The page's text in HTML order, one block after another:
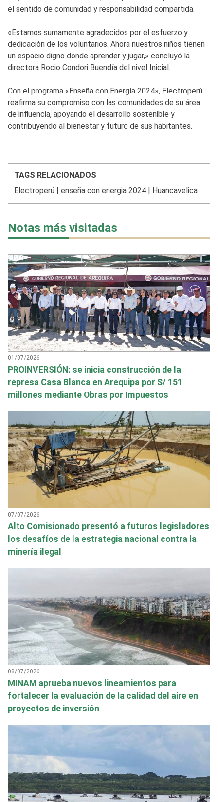
el sentido de comunidad y responsabilidad compartida.
«Estamos sumamente agradecidos por el esfuerzo y
dedicación de los voluntarios. Ahora nuestros niños tienen
un espacio digno donde aprender y jugar,» concluyó la
directora Rocio Condori Buendía del nivel Inicial.
Con el programa «Enseña con Energía 2024», Electroperú
reafirma su compromiso con las comunidades de su área
de influencia, apoyando el desarrollo sostenible y
contribuyendo al bienestar y futuro de sus habitantes.
TAGS RELACIONADOS
Electroperú| enseña con energia 2024| Huancavelica
Notas más visitadas
01/07/2026
PROINVERSIÓN: se inicia construcción de la
represa Casa Blanca en Arequipa por S/ 151
millones mediante Obras por Impuestos
07/07/2026
Alto Comisionado presentó a futuros legisladores
los desafíos de la estrategia nacional contra la
minería ilegal
08/07/2026
MINAM aprueba nuevos lineamientos para
fortalecer la evaluación de la calidad del aire en
proyectos de inversión